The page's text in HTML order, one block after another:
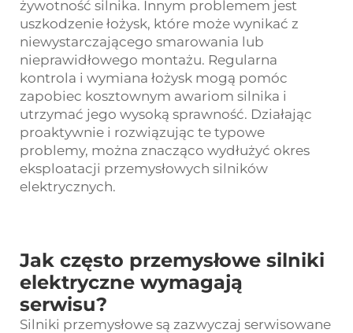
żywotność silnika. Innym problemem jest
uszkodzenie łożysk, które może wynikać z
niewystarczającego smarowania lub
nieprawidłowego montażu. Regularna
kontrola i wymiana łożysk mogą pomóc
zapobiec kosztownym awariom silnika i
utrzymać jego wysoką sprawność. Działając
proaktywnie i rozwiązując te typowe
problemy, można znacząco wydłużyć okres
eksploatacji przemysłowych silników
elektrycznych.
Jak często przemysłowe silniki
elektryczne wymagają
serwisu?
Silniki przemysłowe są zazwyczaj serwisowane